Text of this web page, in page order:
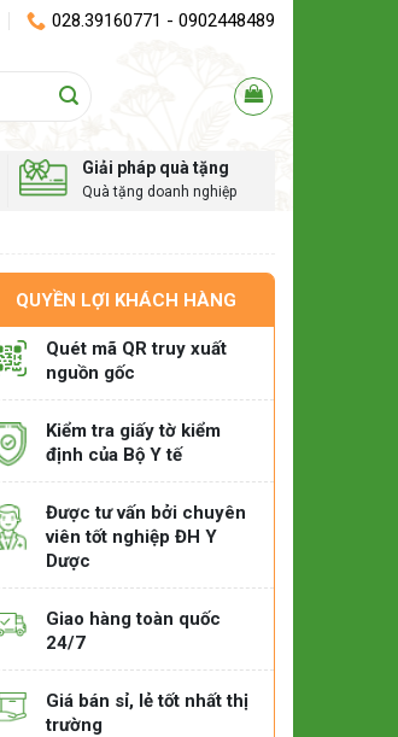
028.39160771 - 0902448489
Giải pháp quà tặng
Quà tặng doanh nghiệp
QUYỀN LỢI KHÁCH HÀNG
Quét mã QR truy xuất
nguồn gốc
Kiểm tra giấy tờ kiểm
định của Bộ Y tế
Được tư vấn bởi chuyên
viên tốt nghiệp ĐH Y
Dược
Giao hàng toàn quốc
24/7
Giá bán sỉ, lẻ tốt nhất thị
trường